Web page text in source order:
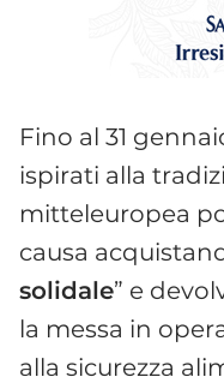
Fino al 31
ispirati alla
mitteleuropea
causa
solidale” e
la messa in
alla sicurezza